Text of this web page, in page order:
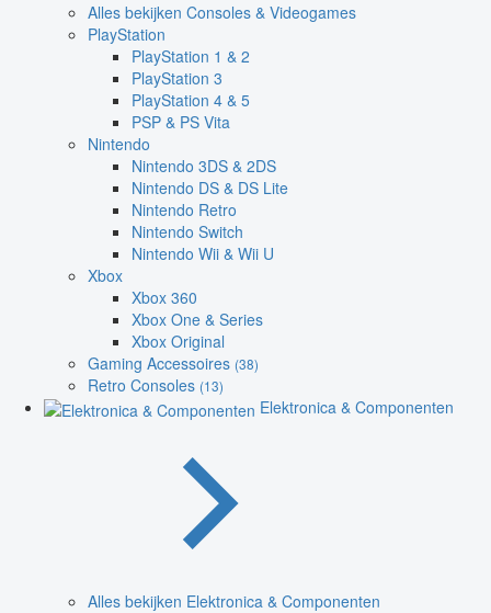
Alles bekijken Consoles & Videogames
PlayStation
PlayStation 1 & 2
PlayStation 3
PlayStation 4 & 5
PSP & PS Vita
Nintendo
Nintendo 3DS & 2DS
Nintendo DS & DS Lite
Nintendo Retro
Nintendo Switch
Nintendo Wii & Wii U
Xbox
Xbox 360
Xbox One & Series
Xbox Original
Gaming Accessoires (38)
Retro Consoles (13)
Elektronica & Componenten
Alles bekijken Elektronica & Componenten